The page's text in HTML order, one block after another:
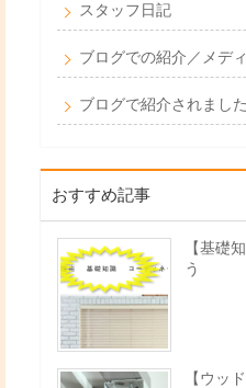
スタッフ日記
ブログでの紹介／メデ
ブログで紹介されました
おすすめ記事
【基礎
う
【ウッ